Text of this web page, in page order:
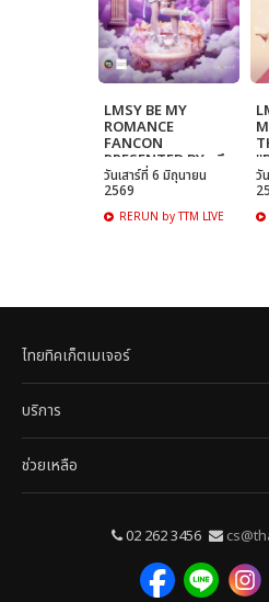
LMSY BE MY
ROMANCE
FANCON
PRESENTED BY หมึก
กรุบ
วันเสาร์ที่ 6 มิถุนายน
2569
RERUN by TTM LIVE
วั
ไทยทิคเก็ตเมเจอร์
บริการ
ช่วยเหลือ
02 262 3456